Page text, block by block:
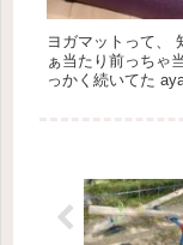
ヨガマットって、 知
ぁ当たり前っちゃ当たり
っかく続いてた